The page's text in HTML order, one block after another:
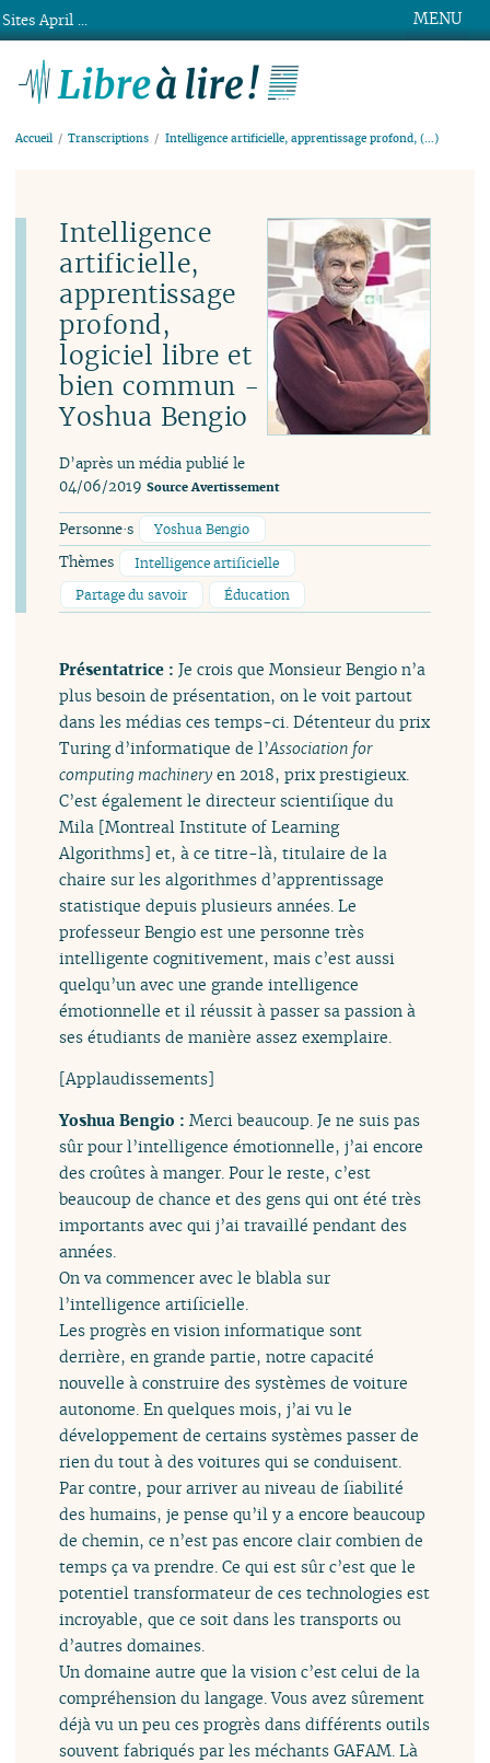
MENU
Accueil Transcriptions Intelligence artificielle, apprentissage profond, (…)
Intelligence
artificielle,
apprentissage
profond,
logiciel libre et
bien commun -
Yoshua Bengio
D’après un média publié le
04/06/2019 Source Avertissement
Personne·s Yoshua Bengio
Thèmes
Intelligence artificielle
Partage du savoir
Éducation
Présentatrice :Je crois que Monsieur Bengio n’a
plus besoin de présentation, on le voit partout
dans les médias ces temps-ci. Détenteur du prix
Turing d’informatique de l’Association for
computing machinery en 2018, prix prestigieux.
C’est également le directeur scientifique du
Mila [Montreal Institute of Learning
Algorithms] et, à ce titre-là, titulaire de la
chaire sur les algorithmes d’apprentissage
statistique depuis plusieurs années. Le
professeur Bengio est une personne très
intelligente cognitivement, mais c’est aussi
quelqu’un avec une grande intelligence
émotionnelle et il réussit à passer sa passion à
ses étudiants de manière assez exemplaire.
[Applaudissements]
Yoshua Bengio :Merci beaucoup. Je ne suis pas
sûr pour l’intelligence émotionnelle, j’ai encore
des croûtes à manger. Pour le reste, c’est
beaucoup de chance et des gens qui ont été très
importants avec qui j’ai travaillé pendant des
années.
On va commencer avec le blabla sur
l’intelligence artificielle.
Les progrès en vision informatique sont
derrière, en grande partie, notre capacité
nouvelle à construire des systèmes de voiture
autonome. En quelques mois, j’ai vu le
développement de certains systèmes passer de
rien du tout à des voitures qui se conduisent.
Par contre, pour arriver au niveau de fiabilité
des humains, je pense qu’il y a encore beaucoup
de chemin, ce n’est pas encore clair combien de
temps ça va prendre. Ce qui est sûr c’est que le
potentiel transformateur de ces technologies est
incroyable, que ce soit dans les transports ou
d’autres domaines.
Un domaine autre que la vision c’est celui de la
compréhension du langage. Vous avez sûrement
déjà vu un peu ces progrès dans différents outils
souvent fabriqués par les méchants GAFAM. Là
Sites April ...